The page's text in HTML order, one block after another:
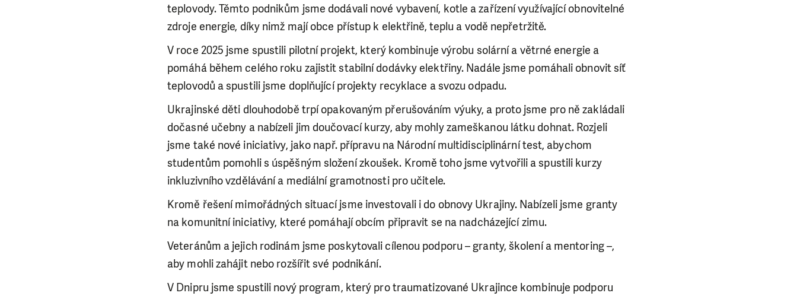
teplovody. Těmto podnikům jsme dodávali nové vybavení, kotle a zařízení využívající obnovitelné
zdroje energie, díky nimž mají obce přístup k elektřině, teplu a vodě nepřetržitě.
V roce 2025 jsme spustili pilotní projekt, který kombinuje výrobu solární a větrné energie a
pomáhá během celého roku zajistit stabilní dodávky elektřiny. Nadále jsme pomáhali obnovit síť
teplovodů a spustili jsme doplňující projekty recyklace a svozu odpadu.
Ukrajinské děti dlouhodobě trpí opakovaným přerušováním výuky, a proto jsme pro ně zakládali
dočasné učebny a nabízeli jim doučovací kurzy, aby mohly zameškanou látku dohnat. Rozjeli
jsme také nové iniciativy, jako např. přípravu na Národní multidisciplinární test, abychom
studentům pomohli s úspěšným složení zkoušek. Kromě toho jsme vytvořili a spustili kurzy
inkluzivního vzdělávání a mediální gramotnosti pro učitele.
Kromě řešení mimořádných situací jsme investovali i do obnovy Ukrajiny. Nabízeli jsme granty
na komunitní iniciativy, které pomáhají obcím připravit se na nadcházející zimu.
Veteránům a jejich rodinám jsme poskytovali cílenou podporu – granty, školení a mentoring –,
aby mohli zahájit nebo rozšířit své podnikání.
V Dnipru jsme spustili nový program, který pro traumatizované Ukrajince kombinuje podporu